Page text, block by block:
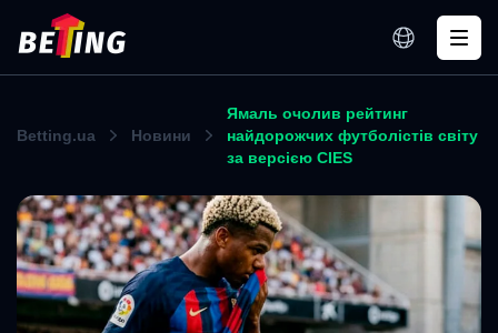
Betting.ua Новини
Ямаль очолив рейтинг
найдорожчих футболістів світу
за версією CIES